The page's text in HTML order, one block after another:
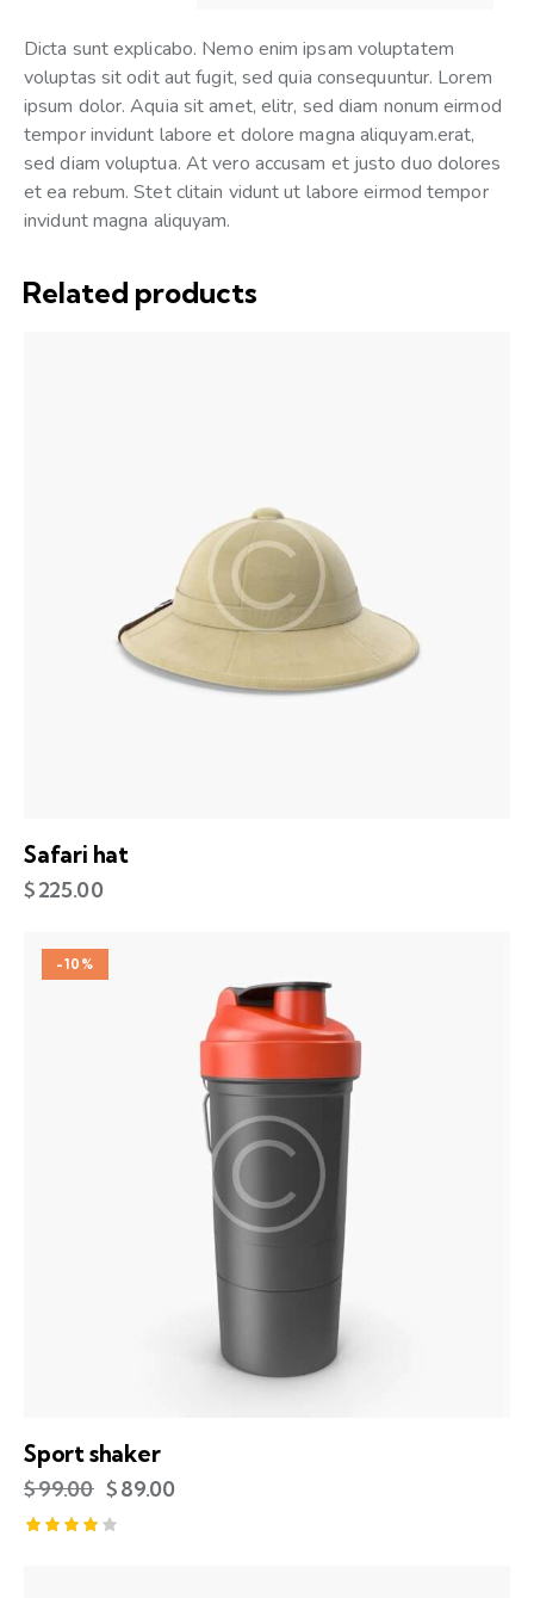
Dicta sunt explicabo. Nemo enim ipsam voluptatem
voluptas sit odit aut fugit, sed quia consequuntur. Lorem
ipsum dolor. Aquia sit amet, elitr, sed diam nonum eirmod
tempor invidunt labore et dolore magna aliquyam.erat,
sed diam voluptua. At vero accusam et justo duo dolores
et ea rebum. Stet clitain vidunt ut labore eirmod tempor
invidunt magna aliquyam.
Related products
Safari hat
$225.00
-10%
Sport shaker
$99.00 $89.00